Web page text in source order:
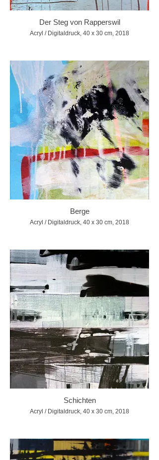
Der Steg von Rapperswil
Acryl / Digitaldruck, 40 x 30 cm, 2018
Berge
Acryl / Digitaldruck, 40 x 30 cm, 2018
Schichten
Acryl / Digitaldruck, 40 x 30 cm, 2018